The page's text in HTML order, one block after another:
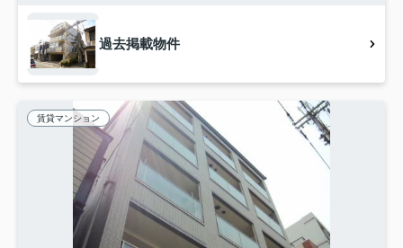
過去掲載物件
賃貸マンション